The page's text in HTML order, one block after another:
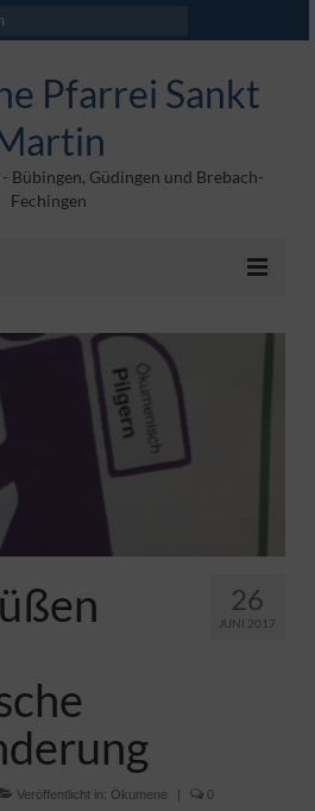
Pfarrei Sankt
Bübingen, Güdingen und Brebach-
Fechingen
26
JUNI 2017
Veröffentlicht in: Ökumene | 0